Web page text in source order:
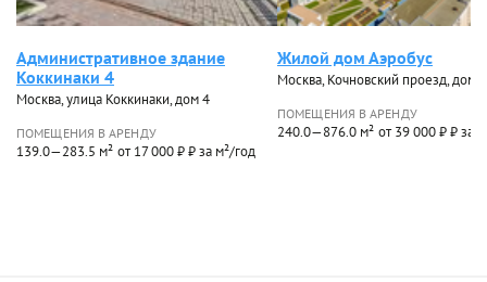
Административное здание
Коккинаки 4
Москва, улица Коккинаки, дом 4
ПОМЕЩЕНИЯ В АРЕНДУ
139.0—283.5 м² от 17 000 ₽ ₽ за м²/год
Жилой дом Аэробус
Москва, Кочновский проезд, дом
ПОМЕЩЕНИЯ В АРЕНДУ
240.0—876.0 м² от 39 000 ₽ ₽ за